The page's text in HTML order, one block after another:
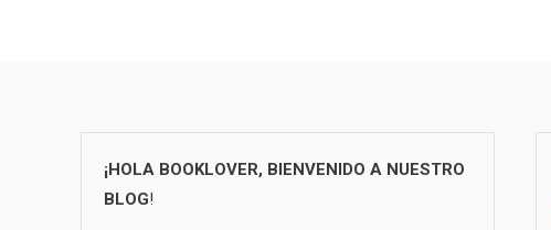
¡HOLA BOOKLOVER, BIENVENIDO A NUESTRO
BLOG!